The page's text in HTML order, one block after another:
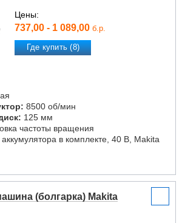
Цены:
737,00 - 1 089,00 б.р.
Где купить (8)
8500 об/мин
125 мм
частоты вращения
аккумулятора в комплекте, 40 В, Makita
(болгарка) Makita